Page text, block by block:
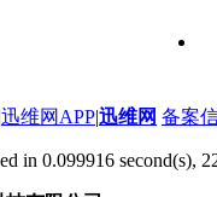
迅维网APP|迅维网 备案
in 0.099916 second(s),